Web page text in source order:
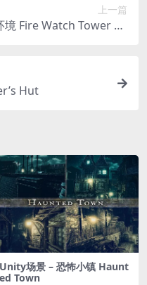
上一篇
Fire Watch Tower En
Hut
Unity场景 – 恐怖小镇 Haunt
ed Town